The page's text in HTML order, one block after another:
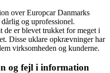
over Europcar Danmarks
og uprofessionel.
de er blevet trukket for meget i
Disse uklare opkrævninger har
virksomheden og kunderne.
og fejl i information